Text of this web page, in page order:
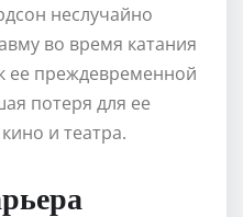
неслучайно
во время катания
ее преждевременной
потеря для ее
и театрa.